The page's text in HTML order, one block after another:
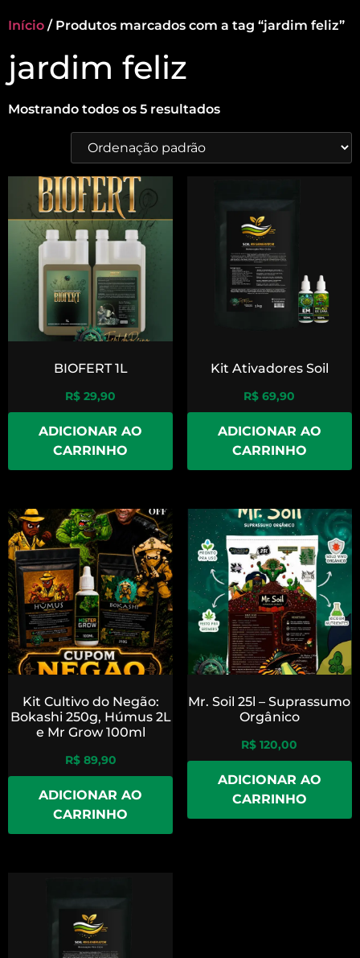
Início / Produtos marcados com a tag “jardim feliz”
jardim feliz
Mostrando todos os 5 resultados
BIOFERT 1L
R$ 29,90
ADICIONAR AO
CARRINHO
Kit Ativadores Soil
R$ 69,90
ADICIONAR AO
CARRINHO
Kit Cultivo do Negão:
Bokashi 250g, Húmus 2L
e Mr Grow 100ml
R$89,90
ADICIONAR AO
CARRINHO
Mr. Soil 25l – Suprassumo
Orgânico
R$ 120,00
ADICIONAR AO
CARRINHO